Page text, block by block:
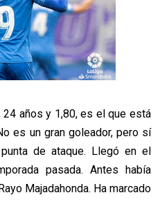
años y 1,80, es el que está
es un gran goleador, pero sí
de ataque. Llegó en el
pasada. Antes había
Majadahonda. Ha marcado